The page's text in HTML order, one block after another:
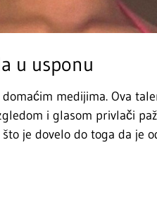
u usponu
medijima. Ova
i glasom privlači
je dovelo do toga da je